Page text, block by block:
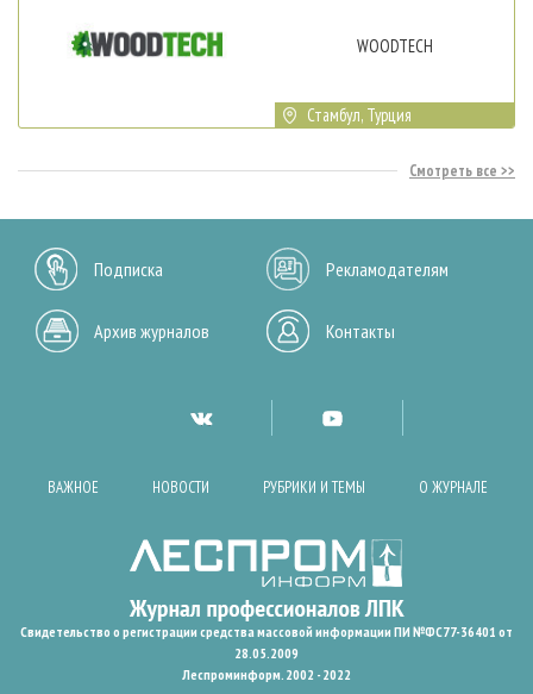
WOODTECH
Стамбул, Турция
Смотреть все
Подписка Рекламодателям
Архив журналов Контакты
ВАЖНОЕ НОВОСТИ РУБРИКИ И ТЕМЫ О ЖУРНАЛЕ
Свидетельство о регистрации средства массовой информации ПИ №ФС77-36401 от
28.05.2009
Леспроминформ. 2002 - 2022